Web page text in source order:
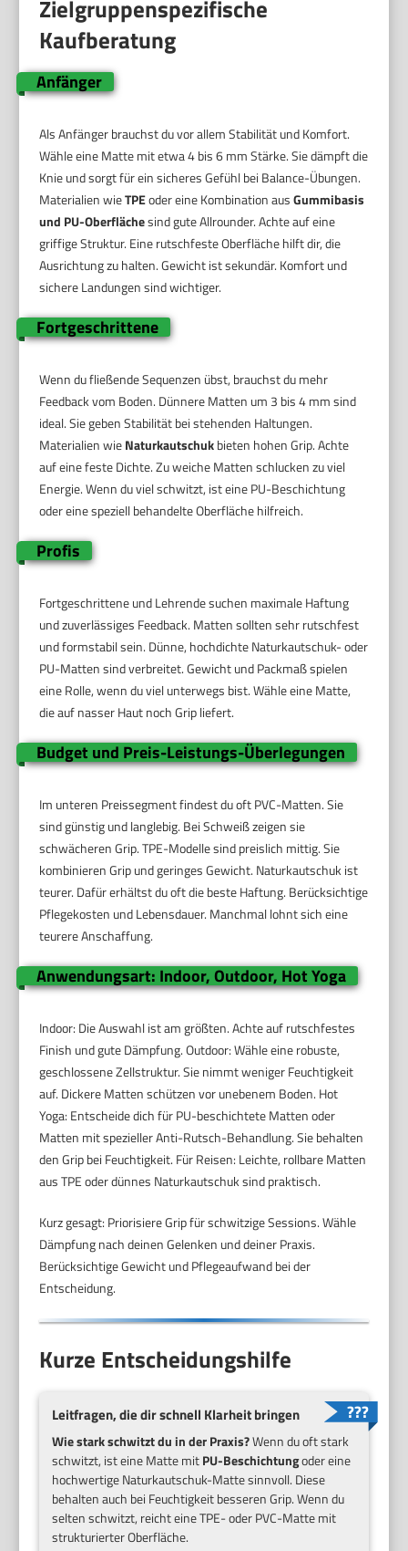
Zielgruppenspezifische
Kaufberatung
Anfänger
Als Anfänger brauchst du vor allem Stabilität und Komfort.
Wähle eine Matte mit etwa 4 bis 6 mm Stärke. Sie dämpft die
Knie und sorgt für ein sicheres Gefühl bei Balance-Übungen.
Materialien wieTPEoder eine Kombination ausGummibasis
und PU-Oberflächesind gute Allrounder. Achte auf eine
griffige Struktur. Eine rutschfeste Oberfläche hilft dir, die
Ausrichtung zu halten. Gewicht ist sekundär. Komfort und
sichere Landungen sind wichtiger.
Fortgeschrittene
Wenn du fließende Sequenzen übst, brauchst du mehr
Feedback vom Boden. Dünnere Matten um 3 bis 4 mm sind
ideal. Sie geben Stabilität bei stehenden Haltungen.
Materialien wieNaturkautschukbieten hohen Grip. Achte
auf eine feste Dichte. Zu weiche Matten schlucken zu viel
Energie. Wenn du viel schwitzt, ist eine PU-Beschichtung
oder eine speziell behandelte Oberfläche hilfreich.
Profis
Fortgeschrittene und Lehrende suchen maximale Haftung
und zuverlässiges Feedback. Matten sollten sehr rutschfest
und formstabil sein. Dünne, hochdichte Naturkautschuk- oder
PU-Matten sind verbreitet. Gewicht und Packmaß spielen
eine Rolle, wenn du viel unterwegs bist. Wähle eine Matte,
die auf nasser Haut noch Grip liefert.
Budget und Preis-Leistungs-Überlegungen
Im unteren Preissegment findest du oft PVC-Matten. Sie
sind günstig und langlebig. Bei Schweiß zeigen sie
schwächeren Grip. TPE-Modelle sind preislich mittig. Sie
kombinieren Grip und geringes Gewicht. Naturkautschuk ist
teurer. Dafür erhältst du oft die beste Haftung. Berücksichtige
Pflegekosten und Lebensdauer. Manchmal lohnt sich eine
teurere Anschaffung.
Anwendungsart: Indoor, Outdoor, Hot Yoga
Indoor: Die Auswahl ist am größten. Achte auf rutschfestes
Finish und gute Dämpfung. Outdoor: Wähle eine robuste,
geschlossene Zellstruktur. Sie nimmt weniger Feuchtigkeit
auf. Dickere Matten schützen vor unebenem Boden. Hot
Yoga: Entscheide dich für PU-beschichtete Matten oder
Matten mit spezieller Anti-Rutsch-Behandlung. Sie behalten
den Grip bei Feuchtigkeit. Für Reisen: Leichte, rollbare Matten
aus TPE oder dünnes Naturkautschuk sind praktisch.
Kurz gesagt: Priorisiere Grip für schwitzige Sessions. Wähle
Dämpfung nach deinen Gelenken und deiner Praxis.
Berücksichtige Gewicht und Pflegeaufwand bei der
Entscheidung.
Kurze Entscheidungshilfe
Leitfragen, die dir schnell Klarheit bringen
Wie stark schwitzt du in der Praxis?Wenn du oft stark
schwitzt, ist eine Matte mitPU-Beschichtungoder eine
hochwertige Naturkautschuk-Matte sinnvoll. Diese
behalten auch bei Feuchtigkeit besseren Grip. Wenn du
selten schwitzt, reicht eine TPE- oder PVC-Matte mit
strukturierter Oberfläche.